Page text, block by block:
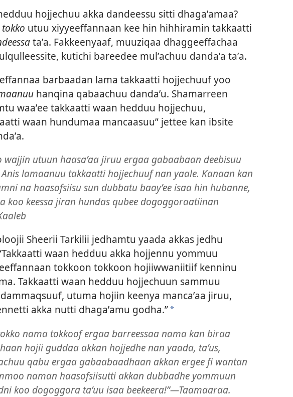
hojjechuu akka dandeessu sitti dhagaʼamaa?
utuu xiyyeeffannaan kee hin hihhiramin takkaatti
taʼa. Fakkeenyaaf, muuziqaa dhaggeeffachaa
kutichi bareedee mulʼachuu dandaʼa taʼa.
barbaadan lama takkaatti hojjechuuf yoo
hanqina qabaachuu dandaʼu. Shamarreen
waaʼee takkaatti waan hedduu hojjechuu,
waan hundumaa mancaasuu” jettee kan ibsite
wajjin utuun haasaʼaa jiruu ergaa gabaabaan deebisuu
Anis lamaanuu takkaatti hojjechuuf nan yaale. Kanaan kan
na haasofsiisu sun dubbatu baayʼee isaa hin hubanne,
koo keessa jiran hundas qubee dogoggoraatiinan
Sheerii Tarkilii jedhamtu yaada akkas jedhu
waan hedduu akka hojjennu yommuu
tokkoon tokkoon hojiiwwaniitiif kenninu
Takkaatti waan hedduu hojjechuun sammuu
utuma hojiin keenya mancaʼaa jiruu,
akka nutti dhagaʼamu godha.”a
nama tokkoof ergaa barreessaa nama kan biraa
hojii guddaa akkan hojjedhe nan yaada, taʼus,
qabu ergaa gabaabaadhaan akkan ergee fi wantan
naman haasofsiisutti akkan dubbadhe yommuun
koo dogoggora taʼuu isaa beekeera!”—Taamaaraa.